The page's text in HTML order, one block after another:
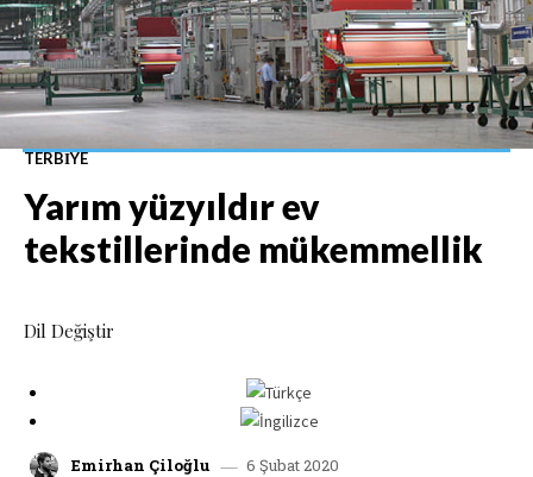
TERBIYE
Yarım yüzyıldır ev
tekstillerinde mükemmellik
Dil Değiştir
Emirhan Çiloğlu 6 Şubat 2020